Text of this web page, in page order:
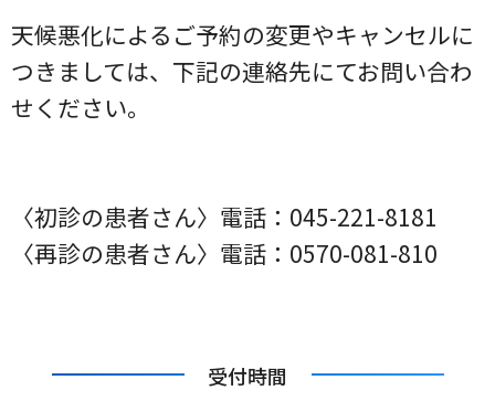
天候悪化によるご予約の変更やキャンセルに
つきましては、下記の連絡先にてお問い合わ
せください。
〈初診の患者さん〉電話：045-221-8181
〈再診の患者さん〉電話：0570-081-810
受付時間